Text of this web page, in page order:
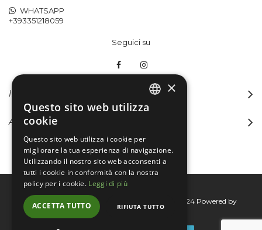
WHATSAPP
+393351218059
Seguici su
INFORMAZIONI
ACCOUNT
Bertini group srl © 2015-2026 - P.I. 06076830824 Powered by
Connecta
×
Questo sito web utilizza
cookie
Questo sito web utilizza i cookie per
migliorare la tua esperienza di navigazione.
Utilizzando il nostro sito web acconsenti a
tutti i cookie in conformità con la nostra
policy per i cookie. Leggi di più
ACCETTA TUTTO RIFIUTA TUTTO